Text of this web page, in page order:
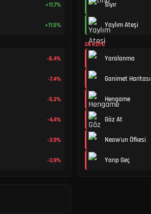
+11.7%
+11.5%
-8.4%
-7.4%
-5.3%
-4.4%
-3.9%
-3.9%
Sıyır
Yaylım Ateşi
EN KÖTÜ
Yaralanma
Ganimet Haritası
Hengame
Göz At
Neow'un Öfkesi
Yarıp Geç